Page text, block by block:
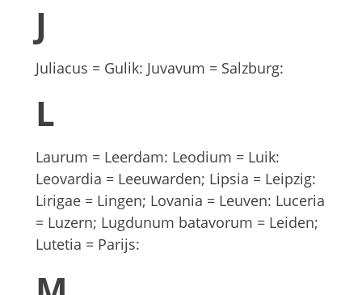
J
Juliacus = Gulik: Juvavum = Salzburg:
L
Laurum = Leerdam: Leodium = Luik:
Leovardia = Leeuwarden; Lipsia = Leipzig:
Lirigae = Lingen; Lovania = Leuven: Luceria
= Luzern; Lugdunum batavorum = Leiden;
Lutetia = Parijs: